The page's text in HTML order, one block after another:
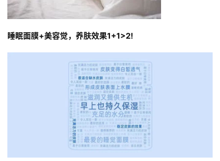
睡眠面膜+美容觉，养肤效果1+1>2!